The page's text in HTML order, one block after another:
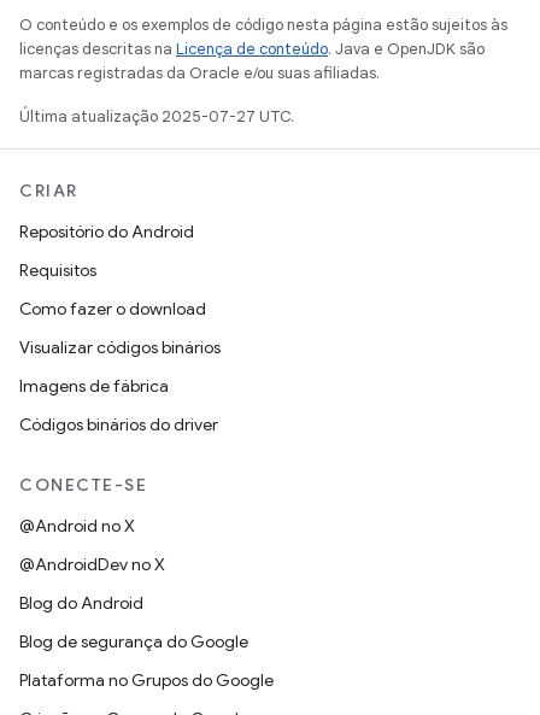
O conteúdo e os exemplos de código nesta página estão sujeitos às
licenças descritas na Licença de conteúdo. Java e OpenJDK são
marcas registradas da Oracle e/ou suas afiliadas.
Última atualização 2025-07-27 UTC.
CRIAR
Repositório do Android
Requisitos
Como fazer o download
Visualizar códigos binários
Imagens de fábrica
Códigos binários do driver
CONECTE-SE
@Android no X
@AndroidDev no X
Blog do Android
Blog de segurança do Google
Plataforma no Grupos do Google